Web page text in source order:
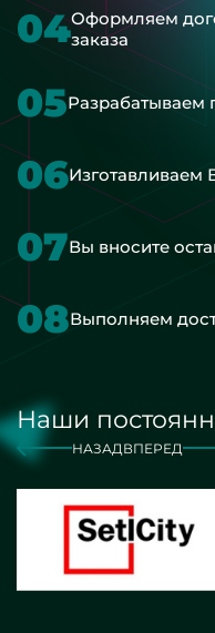
04Оформляем
заказа
05Разрабатываем
06Изготавливаем
07Вы вносите
08Выполняем
Наши
НАЗАД ВПЕРЕД